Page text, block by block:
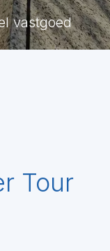
vastgoed
Tour